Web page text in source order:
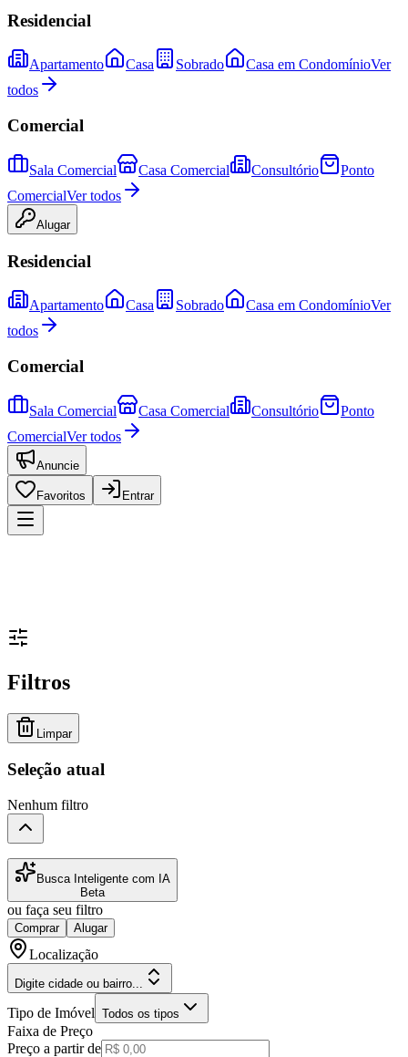
Residencial
Apartamento Casa Sobrado Casa em CondomínioVer
todos
Comercial
Sala Comercial Casa Comercial Consultório
Ponto
ComercialVer todos
Alugar
Residencial
Apartamento Casa Sobrado Casa em CondomínioVer
todos
Comercial
Sala Comercial Casa Comercial Consultório
Ponto
ComercialVer todos
Anuncie
Favoritos Entrar
Filtros
Limpar
Seleção atual
Nenhum filtro
Busca Inteligente com IA
Beta
ou faça seu filtro
Comprar Alugar
Localização
Digite cidade ou bairro...
Tipo de Imóvel Todos os tipos
Faixa de Preço
Preço a partir de